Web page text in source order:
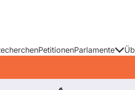
PetitionenParlamente